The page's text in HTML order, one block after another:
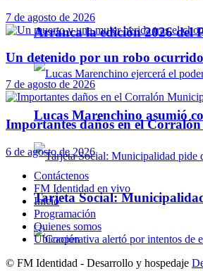
Arranca la edición 2026 del
Lucas Marenchino asumió
Tarjeta Social:
7 de agosto de 2026
Un detenido por un robo
7 de agosto de 2026
Importantes daños en el
6 de agosto de 2026
Contáctenos
FM Identidad en vivo
Inicio
Programación
Quienes somos
Ubicación
© FM Identidad - Desarrollo y hospedaje